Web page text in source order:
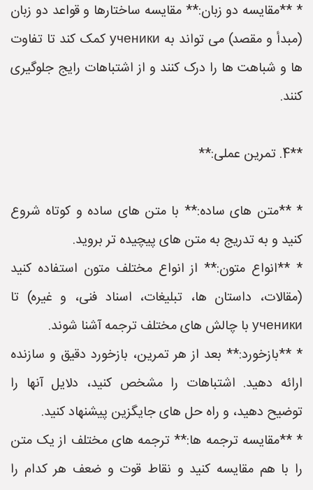
* **مقایسه دو زبان:** مقایسه ساختارها و قواعد دو زبان
(مبدأ و مقصد) می تواند به ученики کمک کند تا تفاوت
ها و شباهت ها را درک کنند و از اشتباهات رایج جلوگیری
کنند.
**4. تمرین عملی:**
* **متن های ساده:** با متن های ساده و کوتاه شروع
کنید و به تدریج به متن های پیچیده تر بروید.
* **انواع متون:** از انواع مختلف متون استفاده کنید
(مقالات، داستان ها، تبلیغات، اسناد فنی، و غیره) تا
ученики با چالش های مختلف ترجمه آشنا شوند.
* **بازخورد:** بعد از هر تمرین، بازخورد دقیق و سازنده
ارائه دهید. اشتباهات را مشخص کنید، دلایل آنها را
توضیح دهید، و راه حل های جایگزین پیشنهاد کنید.
* **مقایسه ترجمه ها:** ترجمه های مختلف از یک متن
را با هم مقایسه کنید و نقاط قوت و ضعف هر کدام را